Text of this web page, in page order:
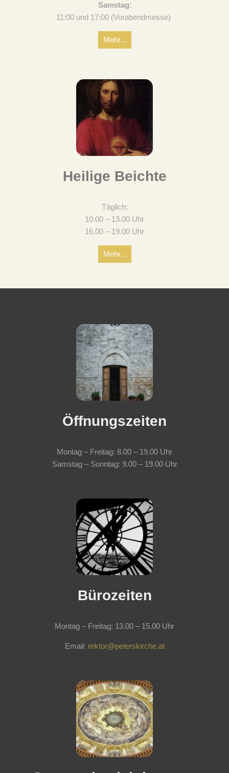
Samstag:
11:00 und 17:00 (Vorabendmesse)
Mehr...
Heilige Beichte
Täglich:
10.00 – 13.00 Uhr
16.00 – 19.00 Uhr
Mehr...
Öffnungszeiten
Montag – Freitag: 8.00 – 19.00 Uhr
Samstag – Sonntag: 9.00 – 19.00 Uhr
Bürozeiten
Montag – Freitag: 13.00 – 15.00 Uhr
Email: rektor@peterskirche.at